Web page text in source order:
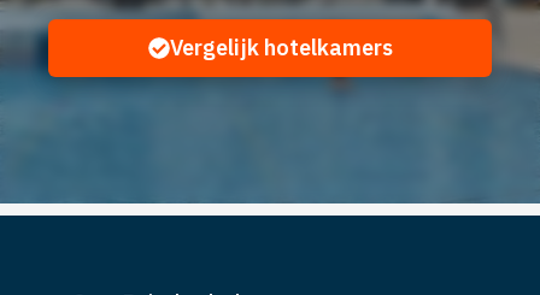
Vergelijk hotelkamers